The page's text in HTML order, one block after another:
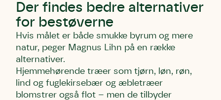
Der findes bedre alternativer
for bestøverne
Hvis målet er både smukke byrum og mere
natur, peger Magnus Lihn på en række
alternativer.
Hjemmehørende træer som tjørn, løn, røn,
lind og fuglekirsebær og æbletræer
blomstrer også flot – men de tilbyder
Skriv under (hjørring)
Fornavn
Sund Limfjord
Fornavn
Storken tilbage til Kolding
Fornavn